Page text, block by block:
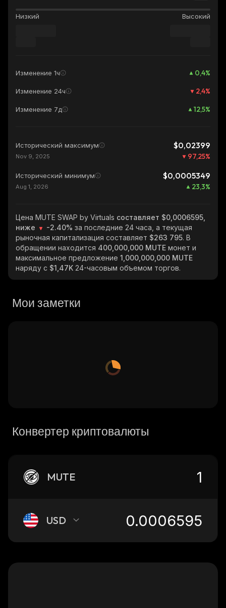
Низкий Высокий
Изменение 1ч 0,4%
Изменение 24ч 2,4%
Изменение 7д 12,5%
Исторический максимум $0,02399
Nov 9, 2025 97,25%
Исторический минимум $0,0005349
Aug 1, 2026 23,3%
Цена MUTE SWAP by Virtuals составляет $0,0006595,
ниже
-2.40% за последние 24 часа, а текущая
рыночная капитализация составляет $263 795. В
обращении находится 400,000,000 MUTE монет и
максимальное предложение 1,000,000,000 MUTE
наряду с $1,47K 24-часовым объемом торгов.
Мои заметки
Конвертер криптовалюты
MUTE
USD